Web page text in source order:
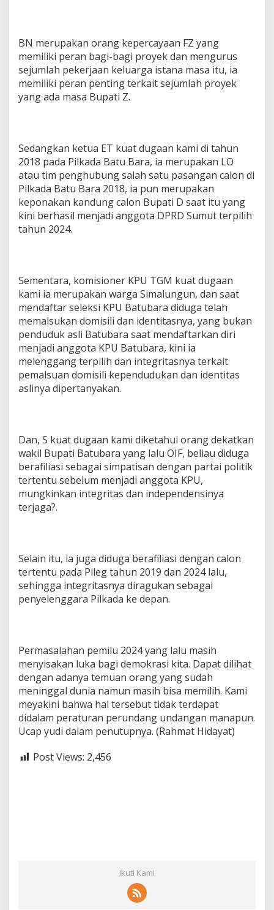
BN merupakan orang kepercayaan FZ yang
memiliki peran bagi-bagi proyek dan mengurus
sejumlah pekerjaan keluarga istana masa itu, ia
memiliki peran penting terkait sejumlah proyek
yang ada masa Bupati Z.
Sedangkan ketua ET kuat dugaan kami di tahun
2018 pada Pilkada Batu Bara, ia merupakan LO
atau tim penghubung salah satu pasangan calon di
Pilkada Batu Bara 2018, ia pun merupakan
keponakan kandung calon Bupati D saat itu yang
kini berhasil menjadi anggota DPRD Sumut terpilih
tahun 2024.
Sementara, komisioner KPU TGM kuat dugaan
kami ia merupakan warga Simalungun, dan saat
mendaftar seleksi KPU Batubara diduga telah
memalsukan domisili dan identitasnya, yang bukan
penduduk asli Batubara saat mendaftarkan diri
menjadi anggota KPU Batubara, kini ia
melenggang terpilih dan integritasnya terkait
pemalsuan domisili kependudukan dan identitas
aslinya dipertanyakan.
Dan, S kuat dugaan kami diketahui orang dekatkan
wakil Bupati Batubara yang lalu OIF, beliau diduga
berafiliasi sebagai simpatisan dengan partai politik
tertentu sebelum menjadi anggota KPU,
mungkinkan integritas dan independensinya
terjaga?.
Selain itu, ia juga diduga berafiliasi dengan calon
tertentu pada Pileg tahun 2019 dan 2024 lalu,
sehingga integritasnya diragukan sebagai
penyelenggara Pilkada ke depan.
Permasalahan pemilu 2024 yang lalu masih
menyisakan luka bagi demokrasi kita. Dapat dilihat
dengan adanya temuan orang yang sudah
meninggal dunia namun masih bisa memilih. Kami
meyakini bahwa hal tersebut tidak terdapat
didalam peraturan perundang undangan manapun.
Ucap yudi dalam penutupnya. (Rahmat Hidayat)
Post Views: 2,456
Ikuti Kami